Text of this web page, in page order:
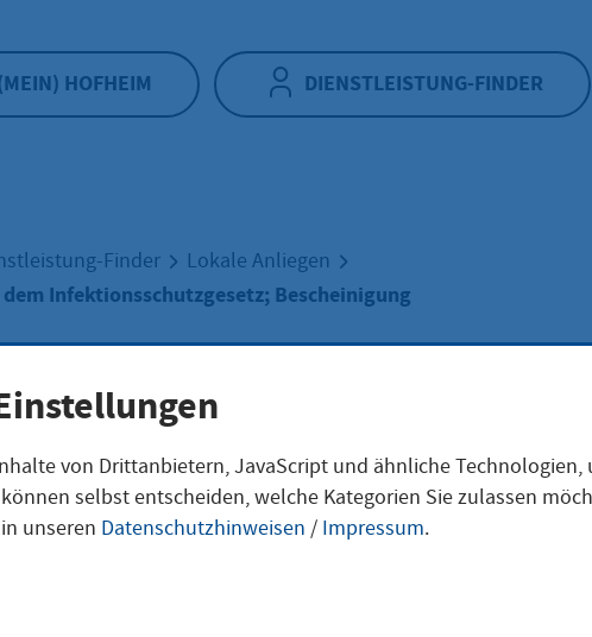
HOFHEIM DIENSTLEISTUNG-FINDER
Finder Lokale Anliegen
Infektionsschutzgesetz; Bescheinigung
nach dem
von Drittanbietern, JavaScript und ähnliche Technologien,
selbst entscheiden, welche Kategorien Sie zulassen
unseren Datenschutzhinweisen / Impressum.